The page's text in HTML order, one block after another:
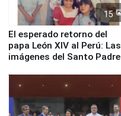
15
El esperado retorno del
papa León XIV al Perú: Las
imágenes del Santo Padre